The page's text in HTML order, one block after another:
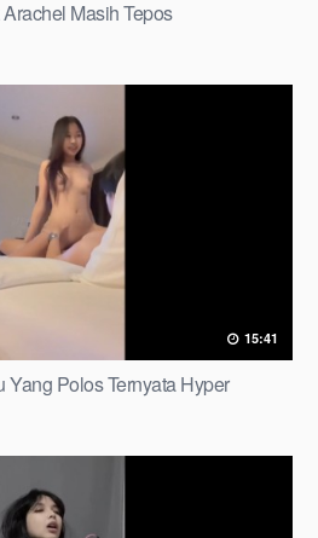
Masih Tepos
15:41
Yang Polos Ternyata Hyper